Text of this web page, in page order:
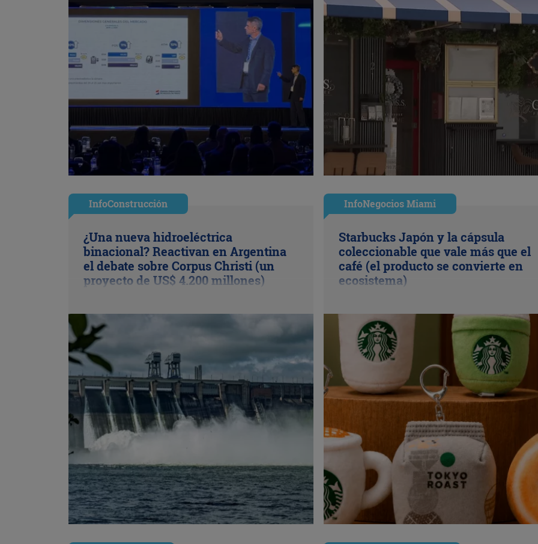
InfoConstrucción
¿Una nueva hidroeléctrica
binacional? Reactivan en Argentina
el debate sobre Corpus Christi (un
proyecto de US$ 4.200 millones)
InfoNegocios Miami
Starbucks Japón y la cápsula
coleccionable que vale más que el
café (el producto se convierte en
ecosistema)